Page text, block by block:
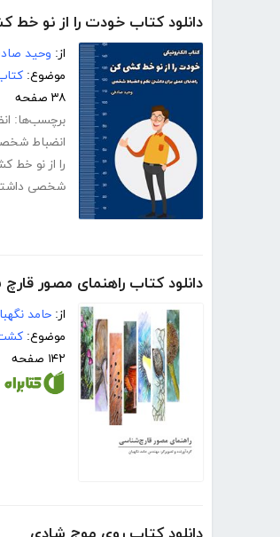
دانلود کتاب خودت را از نو
از: وحید
موضوع:
۳۸ صفحه
برچسب‌ها:
انضباط
را از نو خط
شخصی
دانلود کتاب راهنمای مصور
از: حامد
موضوع:
۱۴۲ صفحه